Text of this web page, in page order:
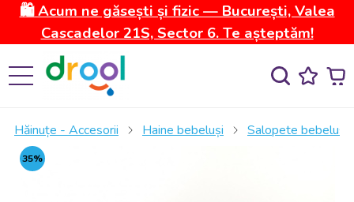
🛍️ Acum ne găsești și fizic — București, Valea
Cascadelor 21S, Sector 6. Te așteptăm!
Hăinuțe - Accesorii Haine bebeluși Salopete bebelusi
35%